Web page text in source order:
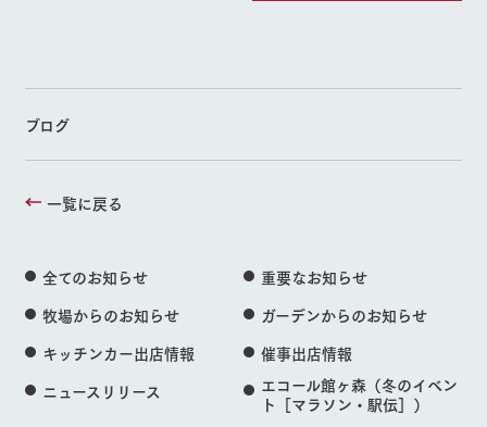
ブログ
一覧に戻る
全てのお知らせ
重要なお知らせ
牧場からのお知らせ
ガーデンからのお知らせ
キッチンカー出店情報
催事出店情報
ニュースリリース
エコール館ヶ森（冬のイベン
ト［マラソン・駅伝］）